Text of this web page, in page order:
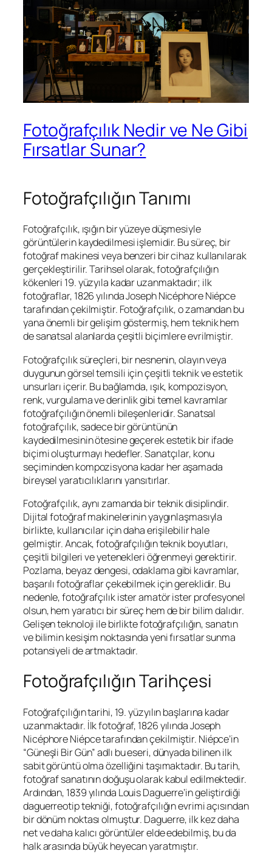
Fotoğrafçılık Nedir ve Ne Gibi
Fırsatlar Sunar?
Fotoğrafçılığın Tanımı
Fotoğrafçılık, ışığın bir yüzeye düşmesiyle
görüntülerin kaydedilmesi işlemidir. Bu süreç, bir
fotoğraf makinesi veya benzeri bir cihaz kullanılarak
gerçekleştirilir. Tarihsel olarak, fotoğrafçılığın
kökenleri 19. yüzyıla kadar uzanmaktadır; ilk
fotoğraflar, 1826 yılında Joseph Nicéphore Niépce
tarafından çekilmiştir. Fotoğrafçılık, o zamandan bu
yana önemli bir gelişim göstermiş, hem teknik hem
de sanatsal alanlarda çeşitli biçimlere evrilmiştir.
Fotoğrafçılık süreçleri, bir nesnenin, olayın veya
duygunun görsel temsili için çeşitli teknik ve estetik
unsurları içerir. Bu bağlamda, ışık, kompozisyon,
renk, vurgulama ve derinlik gibi temel kavramlar
fotoğrafçılığın önemli bileşenleridir. Sanatsal
fotoğrafçılık, sadece bir görüntünün
kaydedilmesinin ötesine geçerek estetik bir ifade
biçimi oluşturmayı hedefler. Sanatçılar, konu
seçiminden kompozisyona kadar her aşamada
bireysel yaratıcılıklarını yansıtırlar.
Fotoğrafçılık, aynı zamanda bir teknik disiplindir.
Dijital fotoğraf makinelerinin yaygınlaşmasıyla
birlikte, kullanıcılar için daha erişilebilir hale
gelmiştir. Ancak, fotoğrafçılığın teknik boyutları,
çeşitli bilgileri ve yetenekleri öğrenmeyi gerektirir.
Pozlama, beyaz dengesi, odaklama gibi kavramlar,
başarılı fotoğraflar çekebilmek için gereklidir. Bu
nedenle, fotoğrafçılık ister amatör ister profesyonel
olsun, hem yaratıcı bir süreç hem de bir bilim dalıdır.
Gelişen teknoloji ile birlikte fotoğrafçılığın, sanatın
ve bilimin kesişim noktasında yeni fırsatlar sunma
potansiyeli de artmaktadır.
Fotoğrafçılığın Tarihçesi
Fotoğrafçılığın tarihi, 19. yüzyılın başlarına kadar
uzanmaktadır. İlk fotoğraf, 1826 yılında Joseph
Nicéphore Niépce tarafından çekilmiştir. Niépce’in
“Güneşli Bir Gün” adlı bu eseri, dünyada bilinen ilk
sabit görüntü olma özelliğini taşımaktadır. Bu tarih,
fotoğraf sanatının doğuşu olarak kabul edilmektedir.
Ardından, 1839 yılında Louis Daguerre’in geliştirdiği
daguerreotip tekniği, fotoğrafçılığın evrimi açısından
bir dönüm noktası olmuştur. Daguerre, ilk kez daha
net ve daha kalıcı görüntüler elde edebilmiş, bu da
halk arasında büyük heyecan yaratmıştır.